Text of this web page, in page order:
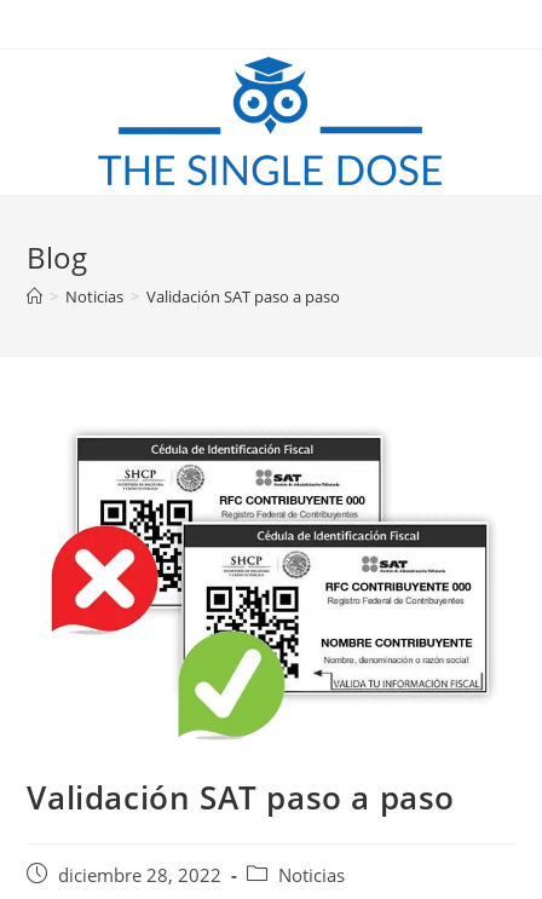
Blog
> Noticias > Validación SAT paso a paso
Validación SAT paso a paso
Publicación
diciembre 28, 2022
Categoría
Noticias